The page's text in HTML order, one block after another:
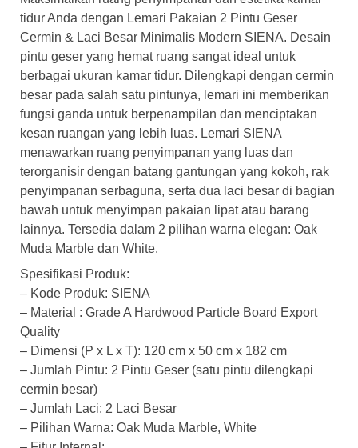
tidur Anda dengan Lemari Pakaian 2 Pintu Geser
Cermin & Laci Besar Minimalis Modern SIENA. Desain
pintu geser yang hemat ruang sangat ideal untuk
berbagai ukuran kamar tidur. Dilengkapi dengan cermin
besar pada salah satu pintunya, lemari ini memberikan
fungsi ganda untuk berpenampilan dan menciptakan
kesan ruangan yang lebih luas. Lemari SIENA
menawarkan ruang penyimpanan yang luas dan
terorganisir dengan batang gantungan yang kokoh, rak
penyimpanan serbaguna, serta dua laci besar di bagian
bawah untuk menyimpan pakaian lipat atau barang
lainnya. Tersedia dalam 2 pilihan warna elegan: Oak
Muda Marble dan White.
Spesifikasi Produk:
– Kode Produk: SIENA
– Material : Grade A Hardwood Particle Board Export
Quality
– Dimensi (P x L x T): 120 cm x 50 cm x 182 cm
– Jumlah Pintu: 2 Pintu Geser (satu pintu dilengkapi
cermin besar)
– Jumlah Laci: 2 Laci Besar
– Pilihan Warna: Oak Muda Marble, White